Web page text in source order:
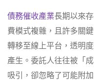
債務催收產業長期以來
費模式複雜，且許多關
轉移至線上平台，透明
產生。委託人往往被「
吸引，卻忽略了可能附